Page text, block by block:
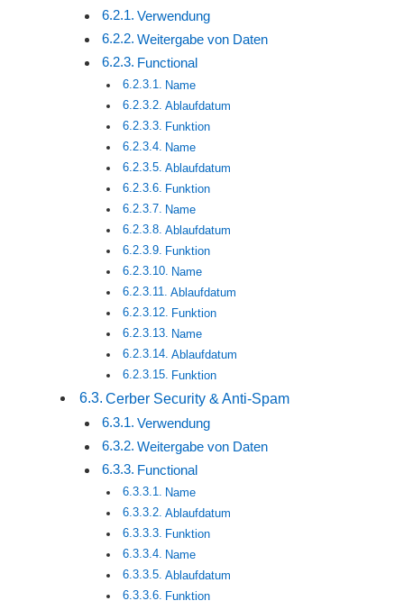
Verwendung
Weitergabe von Daten
Functional
Name
Ablaufdatum
Funktion
Name
Ablaufdatum
Funktion
Name
Ablaufdatum
Funktion
Name
Ablaufdatum
Funktion
Name
Ablaufdatum
Funktion
Cerber Security & Anti-Spam
Verwendung
Weitergabe von Daten
Functional
Name
Ablaufdatum
Funktion
Name
Ablaufdatum
Funktion